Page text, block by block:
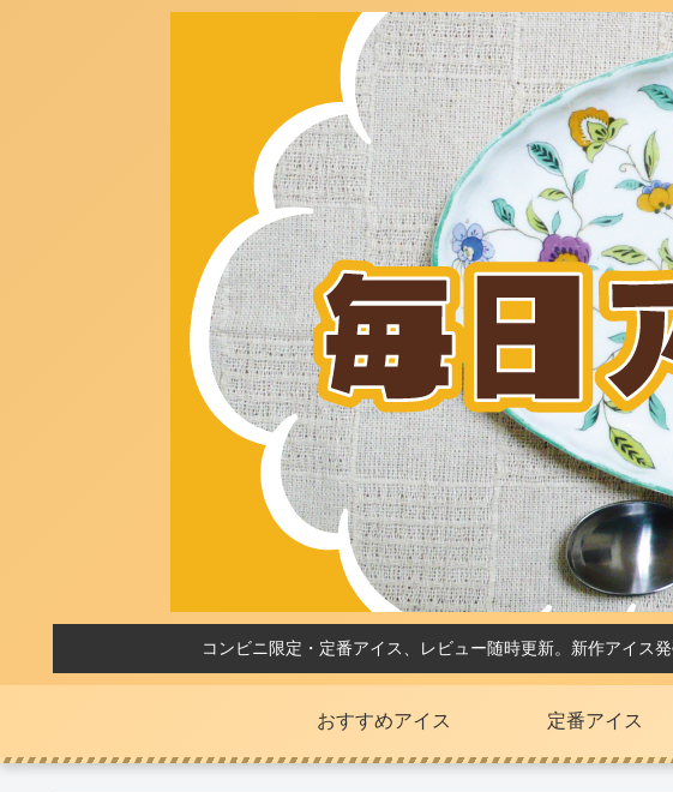
コンビニ限定・定番アイス、レビュー随時更新。新作アイス
おすすめアイス 定番アイス